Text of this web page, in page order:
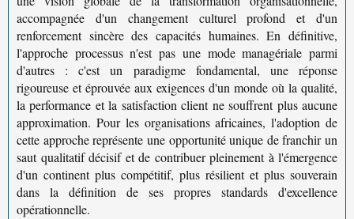
accompagnée d'un changement culturel profond et d'un
renforcement sincère des capacités humaines. En définitive,
l'approche processus n'est pas une mode managériale parmi
d'autres : c'est un paradigme fondamental, une réponse
rigoureuse et éprouvée aux exigences d'un monde où la qualité,
laperformance et la satisfaction clientne souffrent plus aucune
approximation. Pour les organisations africaines, l'adoption de
cette approche représente une opportunité unique de franchir un
saut qualitatif décisif et de contribuer pleinement à l'émergence
d'un continent plus compétitif, plus résilient et plus souverain
dans la définition de ses propres standards d'excellence
opérationnelle.